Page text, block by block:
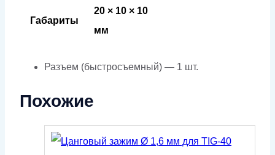
Габариты
20 × 10 × 10
мм
Разъем (быстросъемный) — 1 шт.
Похожие